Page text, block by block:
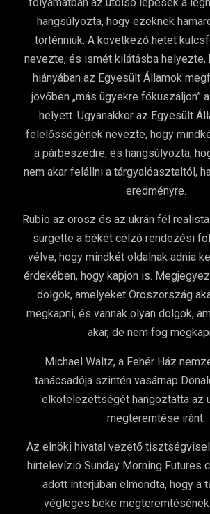
hangsúlyozta, hogy ezeknek
történniük. A következő hetet
nevezte, és ismét kilátásba helyezte,
hiányában az Egyesült Államok
jövőben „más ügyekre fókuszáljon”
helyett. Ugyanakkor az Egyesült
felelősségének nevezte, hogy
a párbeszédre, és hangsúlyozta,
nem akar felállni a tárgyalóasztaltól,
eredményre.
Rubio az orosz és az ukrán fél
sürgette a békét célzó rendezési
vélve, hogy mindkét oldalnak adnia
érdekében, hogy kapjon is.
dolgok, amelyeket Oroszország
megkapni, és vannak olyan dolgok,
akar, de nem fog
Michael Waltz, a Fehér Ház
tanácsadója szintén vasárnap
elkötelezettségét hangoztatta az
megteremtése iránt.
Az elnöki hivatal vezető
hírtelevízió Sunday Morning Futures
adott interjúban elmondta, hogy a
végleges béke